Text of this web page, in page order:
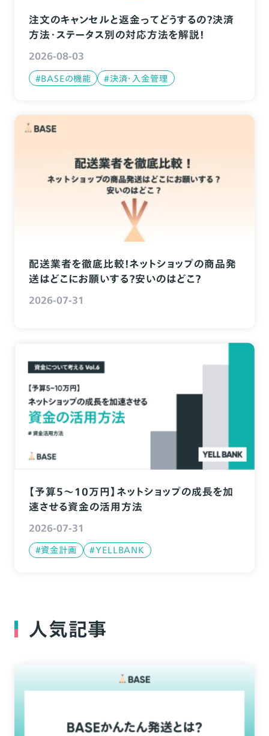
注文のキャンセルと返金ってどうするの？決済
方法・ステータス別の対応方法を解説！
2026-08-03
#BASEの機能 #決済・入金管理
配送業者を徹底比較！ネットショップの商品発
送はどこにお願いする？安いのはどこ？
2026-07-31
【予算5〜10万円】ネットショップの成長を加
速させる資金の活用方法
2026-07-31
#資金計画 #YELLBANK
人気記事